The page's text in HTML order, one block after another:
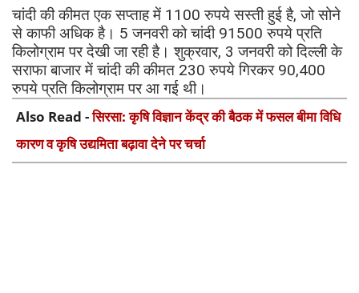
चांदी की कीमत एक सप्ताह में 1100 रुपये सस्ती हुई है, जो सोने
से काफी अधिक है। 5 जनवरी को चांदी 91500 रुपये प्रति
किलोग्राम पर देखी जा रही है। शुक्रवार, 3 जनवरी को दिल्ली के
सराफा बाजार में चांदी की कीमत 230 रुपये गिरकर 90,400
रुपये प्रति किलोग्राम पर आ गई थी।
Also Read -सिरसा: कृषि विज्ञान केंद्र की बैठक में फसल बीमा विधि
कारण व कृषि उद्यमिता बढ़ावा देने पर चर्चा